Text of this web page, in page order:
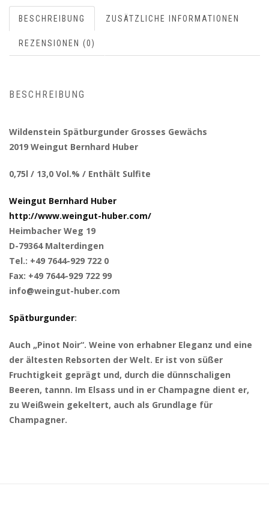
BESCHREIBUNG ZUSÄTZLICHE INFORMATIONEN
REZENSIONEN (0)
BESCHREIBUNG
Wildenstein Spätburgunder Grosses Gewächs
2019 Weingut Bernhard Huber
0,75l / 13,0 Vol.% / Enthält Sulfite
Weingut Bernhard Huber
http://www.weingut-huber.com/
Heimbacher Weg 19
D-79364 Malterdingen
Tel.: +49 7644-929 722 0
Fax: +49 7644-929 722 99
info@weingut-huber.com
Spätburgunder:
Auch „Pinot Noir“. Weine von erhabner Eleganz und eine
der ältesten Rebsorten der Welt. Er ist von süßer
Fruchtigkeit geprägt und, durch die dünnschaligen
Beeren, tannn. Im Elsass und in er Champagne dient er,
zu Weißwein gekeltert, auch als Grundlage für
Champagner.